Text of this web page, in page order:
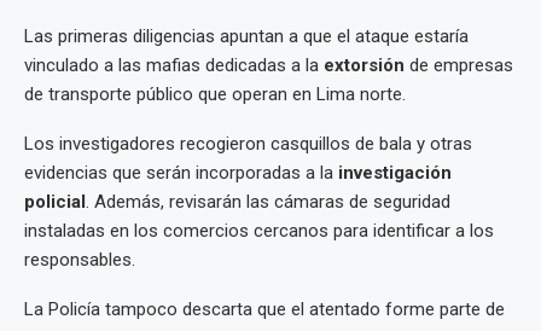
Las primeras diligencias apuntan a que el ataque estaría
vinculado a las mafias dedicadas a la extorsión de empresas
de transporte público que operan en Lima norte.
Los investigadores recogieron casquillos de bala y otras
evidencias que serán incorporadas a la investigación
policial. Además, revisarán las cámaras de seguridad
instaladas en los comercios cercanos para identificar a los
responsables.
La Policía tampoco descarta que el atentado forme parte de